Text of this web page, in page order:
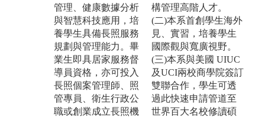
管理、健康數據分析
與智慧科技應用，培
養學生具備長照服務
規劃與管理能力。畢
業生即具居家服務督
導員資格，亦可投入
長照個案管理師、照
管專員、衛生行政公
職或創業成立長照機
構管理高階人才。
(二)本系首創學生海外
見、實習，培養學生
國際觀與寬廣視野。
(三)本系與美國 UIUC
及UCI兩校商學院簽訂
雙聯合作，學生可透
過此快速申請管道至
世界百大名校修讀碩